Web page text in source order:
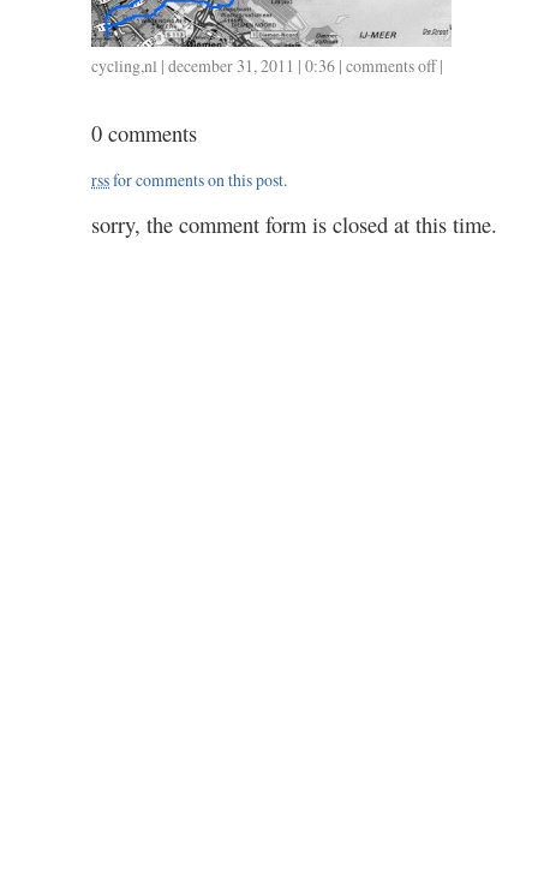
cycling,nl | december 31, 2011 | 0:36 | comments offon
|
0 comments
rssfor comments on this post.
sorry, the comment form is closed at this time.